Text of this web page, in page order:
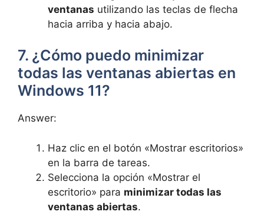
ventanas utilizando las teclas de flecha
hacia arriba y hacia abajo.
7. ¿Cómo puedo minimizar
todas las ventanas abiertas en
Windows 11?
Answer:
Haz clic en el botón «Mostrar escritorios»
en la barra de tareas.
Selecciona la opción «Mostrar el
escritorio» para minimizar todas las
ventanas abiertas.